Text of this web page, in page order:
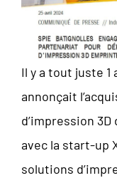
Il y a tout juste
annonçait
d’impression
avec la start-up
solutions